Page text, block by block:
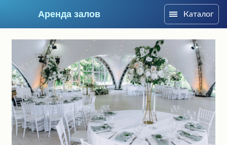
Аренда залов Каталог